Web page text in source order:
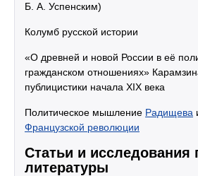
Б. А. Успенским)
Колумб русской истории
«О древней и новой России в её
гражданском отношениях»
публицистики начала XIX века
Политическое мышление Радищева
Французской революции
Статьи и исследования
литературы